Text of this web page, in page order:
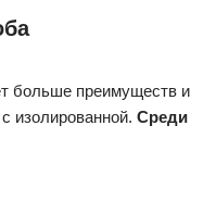
больше преимуществ и
изолированной. Среди